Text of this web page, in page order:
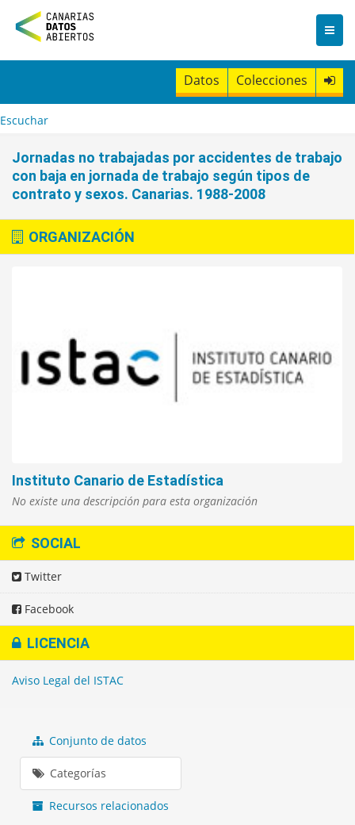
n
t
Datos Colecciones
Escuchar
Jornadas no trabajadas por accidentes de trabajo
con baja en jornada de trabajo según tipos de
contrato y sexos. Canarias. 1988-2008
ORGANIZACIÓN
Instituto Canario de Estadística
No existe una descripción para esta organización
SOCIAL
Twitter
Facebook
LICENCIA
Aviso Legal del ISTAC
Conjunto de datos
Categorías
Recursos relacionados